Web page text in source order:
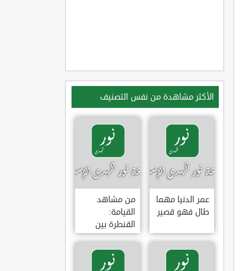
الأكثر مشاهدة من نفس التصنيف
عمر الدنيا مهما
طال فهو قصير
من مشاهد
القيامة:
القنطرة بين
الجنة والنار